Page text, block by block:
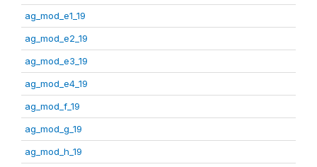
ag_mod_e1_19
ag_mod_e2_19
ag_mod_e3_19
ag_mod_e4_19
ag_mod_f_19
ag_mod_g_19
ag_mod_h_19